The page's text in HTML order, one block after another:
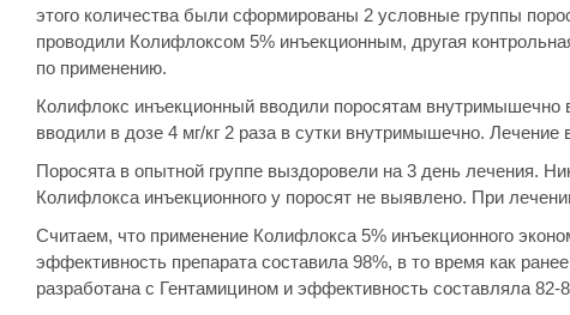
этого количества были сформированы 2 условные группы
проводили Колифлоксом 5% инъекционным, другая
по применению.
Колифлокс инъекционный вводили поросятам внутримышечно
вводили в дозе 4 мг/кг 2 раза в сутки внутримышечно.
Поросята в опытной группе выздоровели на 3 день лечения.
Колифлокса инъекционного у поросят не выявлено. При
Считаем, что применение Колифлокса 5% инъекционного
эффективность препарата составила 98%, в то время как
разработана с Гентамицином и эффективность составляла 82-